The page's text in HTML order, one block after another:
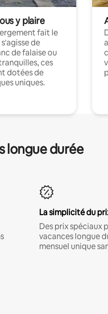
y plaire
fait le
de
de falaise ou
ces
dotées de
uniques.
longue durée
La simplicité du
Des prix spéciaux
vacances longue
mensuel unique